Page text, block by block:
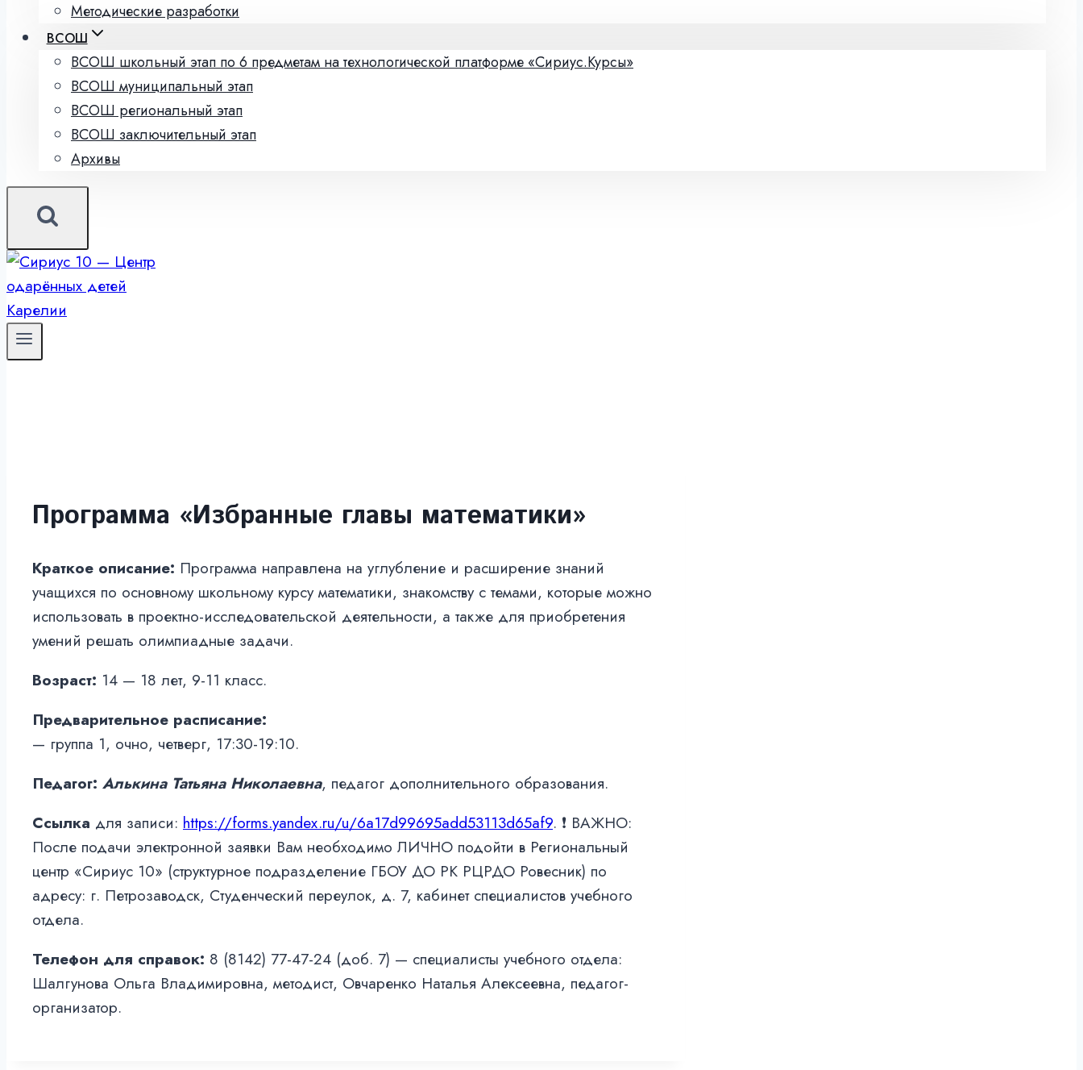
Методические разработки
ВСОШ
ВСОШ школьный этап по 6 предметам на технологической платформе «Сириус.Курсы»
ВСОШ муниципальный этап
ВСОШ региональный этап
ВСОШ заключительный этап
Архивы
Программа «Избранные главы математики»
Краткое описание: Программа направлена на углубление и расширение знаний
учащихся по основному школьному курсу математики, знакомству с темами, которые можно
использовать в проектно-исследовательской деятельности, а также для приобретения
умений решать олимпиадные задачи.
Возраст: 14 — 18 лет, 9-11 класс.
Предварительное расписание:
— группа 1, очно, четверг, 17:30-19:10.
Педагог: Алькина Татьяна Николаевна, педагог дополнительного образования.
Ссылка для записи: https://forms.yandex.ru/u/6a17d99695add53113d65af9. ❗ ВАЖНО:
После подачи электронной заявки Вам необходимо ЛИЧНО подойти в Региональный
центр «Сириус 10» (структурное подразделение ГБОУ ДО РК РЦРДО Ровесник) по
адресу: г. Петрозаводск, Студенческий переулок, д. 7, кабинет специалистов учебного
отдела.
Телефон для справок: 8 (8142) 77-47-24 (доб. 7) — специалисты учебного отдела:
Шалгунова Ольга Владимировна, методист, Овчаренко Наталья Алексеевна, педагог-
организатор.